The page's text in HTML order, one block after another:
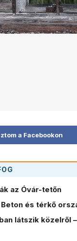
a Facebookon
az Óvár-tetőn
Beton és térkő
látszik közelről